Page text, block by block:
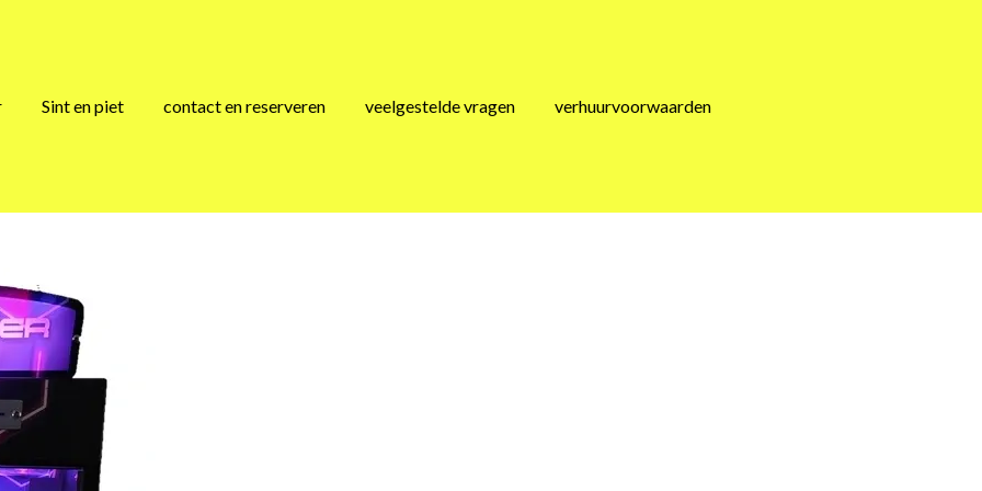
Sint en piet contact en reserveren veelgestelde vragen verhuurvoorwaarden